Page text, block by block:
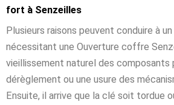
fort à Senzeilles
Plusieurs raisons peuvent conduire à
nécessitant une Ouverture coffre
vieillissement naturel des composants
dérèglement ou une usure des
Ensuite, il arrive que la clé soit tordue